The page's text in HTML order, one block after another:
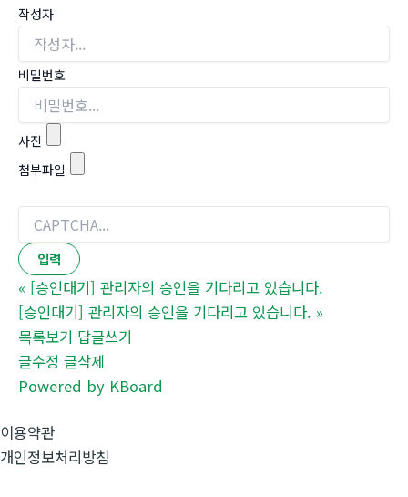
작성자
비밀번호
사진
첨부파일
« [승인대기] 관리자의 승인을 기다리고 있습니다.
[승인대기] 관리자의 승인을 기다리고 있습니다. »
목록보기 답글쓰기
글수정 글삭제
Powered by KBoard
이용약관
개인정보처리방침